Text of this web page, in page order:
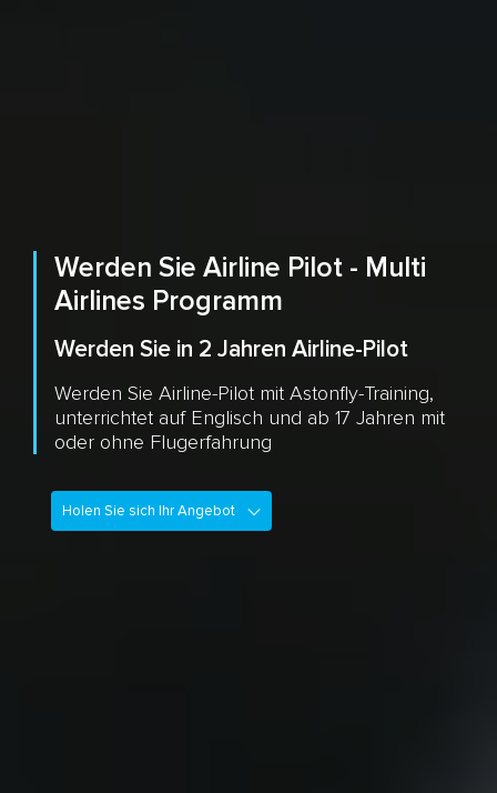
Werden Sie Airline Pilot - Multi
Airlines Programm
Werden Sie in 2 Jahren Airline-Pilot
Werden Sie Airline-Pilot mit Astonfly-Training,
unterrichtet auf Englisch und ab 17 Jahren mit
oder ohne Flugerfahrung
Holen Sie sich Ihr Angebot